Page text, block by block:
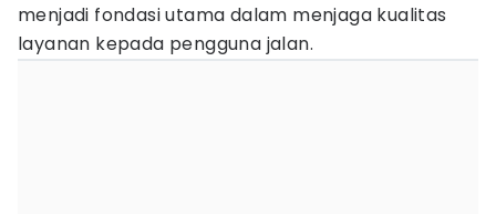
menjadi fondasi utama dalam menjaga kualitas
layanan kepada pengguna jalan.